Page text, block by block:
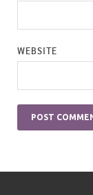
WEBSITE